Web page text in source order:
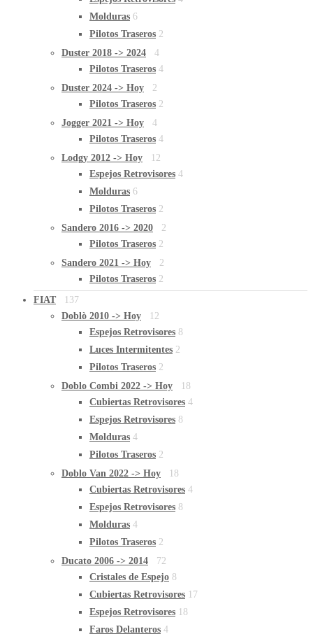
Molduras 6
Pilotos Traseros 2
Duster 2018 -> 2024
4
Pilotos Traseros 4
Duster 2024 -> Hoy
2
Pilotos Traseros 2
Jogger 2021 -> Hoy
4
Pilotos Traseros 4
Lodgy 2012 -> Hoy
12
Espejos Retrovisores 4
Molduras 6
Pilotos Traseros 2
Sandero 2016 -> 2020
2
Pilotos Traseros 2
Sandero 2021 -> Hoy
2
Pilotos Traseros 2
FIAT
137
Doblò 2010 -> Hoy
12
Espejos Retrovisores 8
Luces Intermitentes 2
Pilotos Traseros 2
Doblo Combi 2022 -> Hoy
18
Cubiertas Retrovisores 4
Espejos Retrovisores 8
Molduras 4
Pilotos Traseros 2
Doblo Van 2022 -> Hoy
18
Cubiertas Retrovisores 4
Espejos Retrovisores 8
Molduras 4
Pilotos Traseros 2
Ducato 2006 -> 2014
72
Cristales de Espejo 8
Cubiertas Retrovisores 17
Espejos Retrovisores 18
Faros Delanteros 4